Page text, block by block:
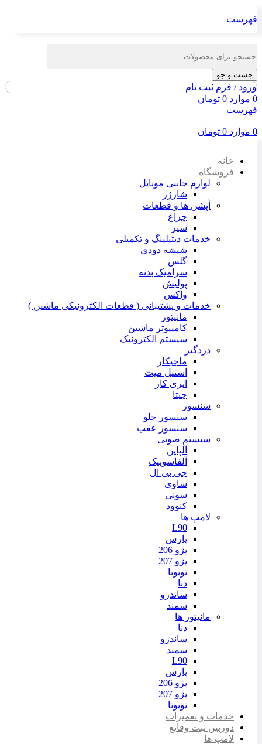
فهرست
جست و جو
ورود / فرم ثبت نام
0 موارد 0 تومان
فهرست
0 موارد 0 تومان
خانه
فروشگاه
لوازم جانبی موبایل
شارژر
آپشن ها و قطعات
چراغ
سپر
خدمات دیتیلینگ و تکمیلی
شیشه دودی
گلس
سرامیک بدنه
پولیش
واکس
خدمات و پشتیبانی ( قطعات الکترونیکی ماشین )
مانیتور
کامپیوتر ماشین
سیستم الکترونیک
دزدگیر
ماجیکار
استیل میت
ایزی کار
چیتا
سنسور
سنسور جلو
سنسور عقب
سیستم صوتی
آلپاین
آلفاسونیک
جی بی ال
ساوی
سونی
کنوود
لامپ ها
L90
پارس
پژو 206
پژو 207
تویوتا
دنا
ساندرو
سمند
مانیتور ها
دنا
ساندرو
سمند
L90
پارس
پژو 206
پژو 207
تویوتا
خدمات و تعمیرات
دوربین ثبت وقایع
لامپ ها